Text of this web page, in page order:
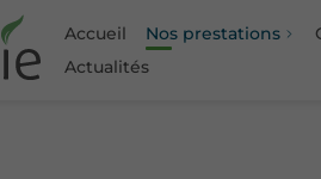
Accueil Nos prestations
Actualités